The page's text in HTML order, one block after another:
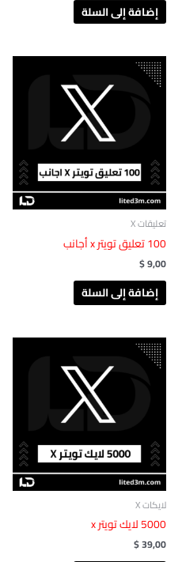
إضافة إلى السلة
تعليقات X
‎ 100تعليق تويتر x أجانب
$9,00
إضافة إلى السلة
لايكات X
‎ 5000لايك‏‏‎ تويتر x
$39,00